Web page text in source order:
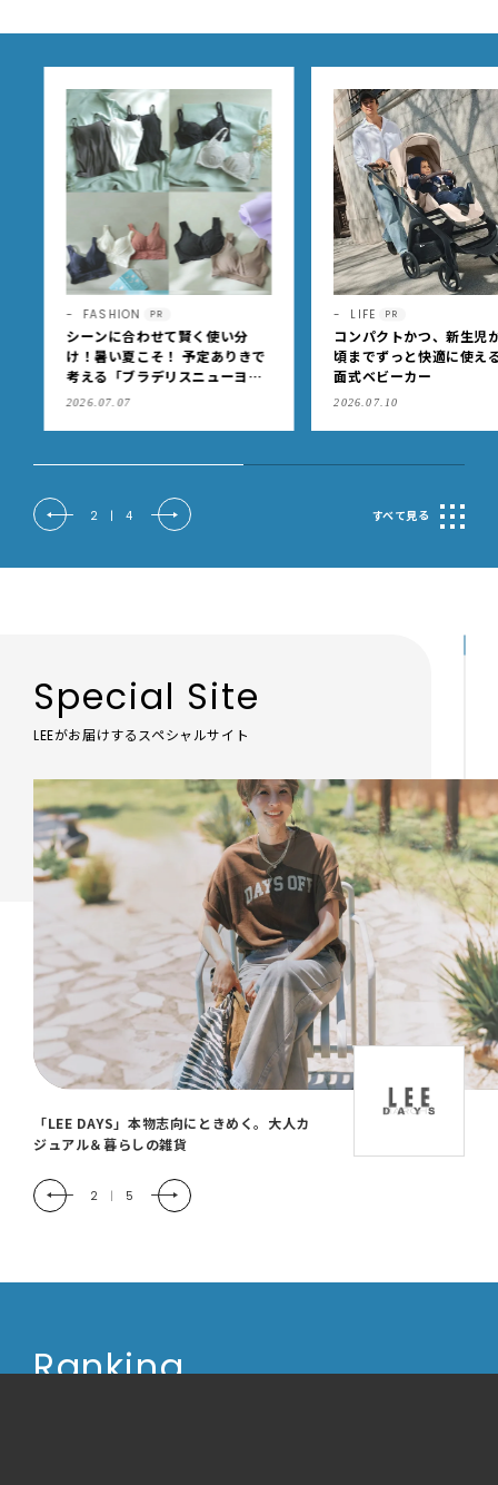
FASHION PR
シーンに合わせて賢く使い分
け！暑い夏こそ！ 予定ありきで
考える「ブラデリスニューヨー
ク」の快適ブラジャー
2026.07.07
LIFE PR
コンパクトかつ、新生児か
頃までずっと快適に使える
面式ベビーカー
2026.07.10
2 | 4 すべて見る
Special Site
LEEがお届けするスペシャルサイト
「LEE DAYS」本物志向にときめく。大人カ
ジュアル＆暮らしの雑貨
2 | 5
Ranking